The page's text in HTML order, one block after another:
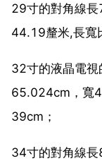
29寸的對角線
44.19釐米,長寬
32寸的液晶電
65.024cm，寬
39cm；
34寸的對角線